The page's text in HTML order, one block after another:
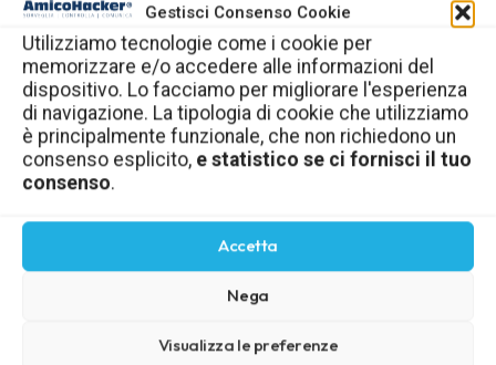
Gestisci Consenso Cookie
Utilizziamo tecnologie come i cookie per
memorizzare e/o accedere alle informazioni del
dispositivo. Lo facciamo per migliorare l'esperienza
di navigazione. La tipologia di cookie che utilizziamo
è principalmente funzionale, che non richiedono un
consenso esplicito, e statistico se ci fornisci il tuo
consenso.
Accetta
Nega
Visualizza le preferenze
Accessi dei fornitori esterni alla rete
aziendale: come gestirli in sicurezza
LEGGI TUTTO »